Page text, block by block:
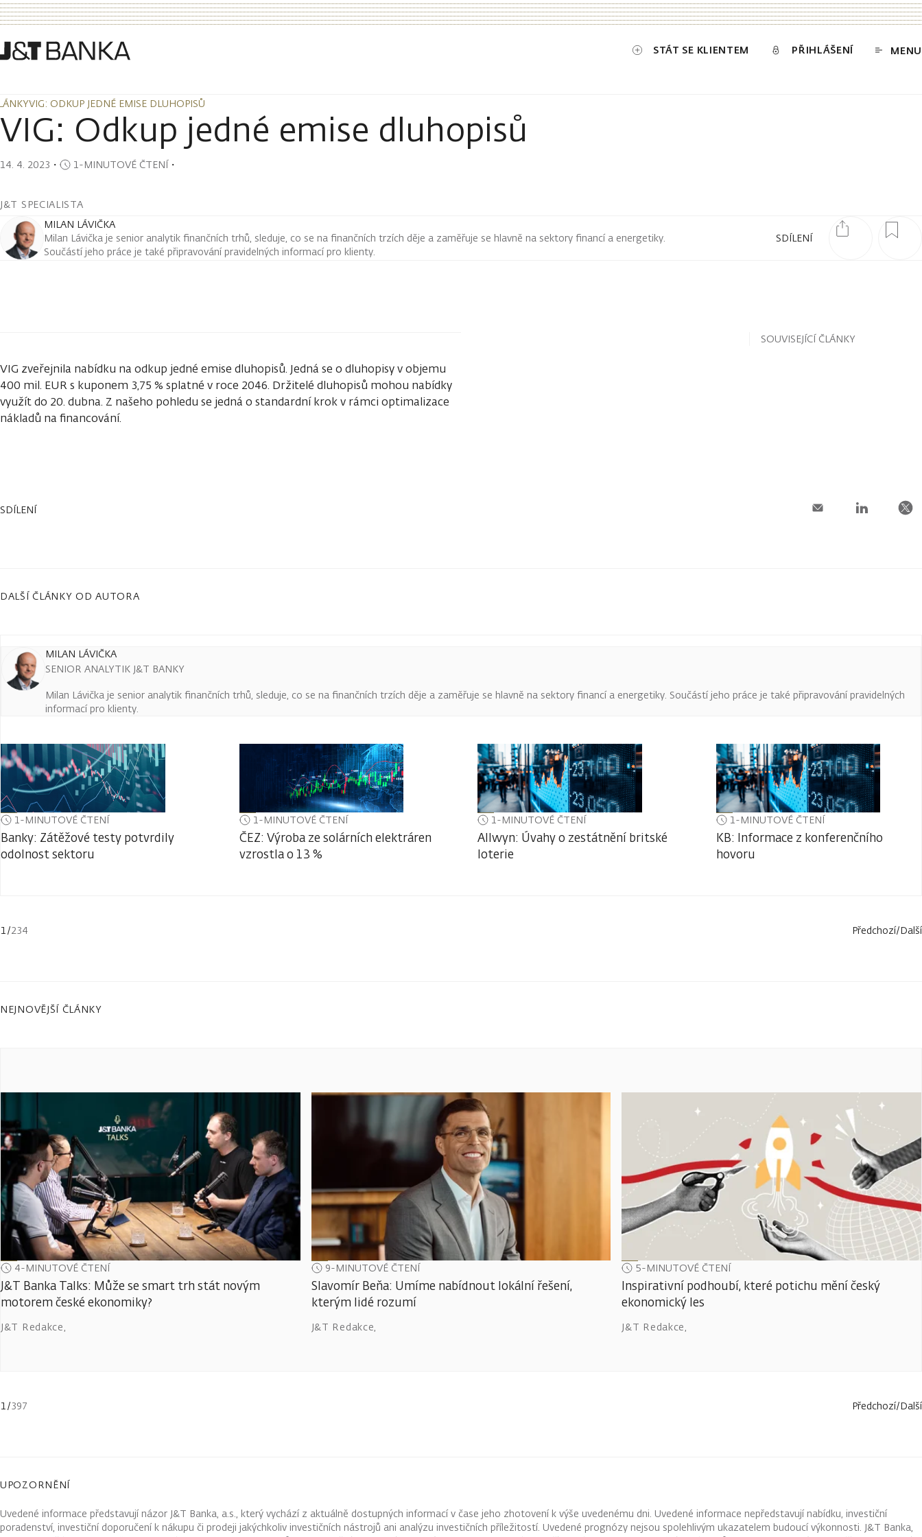
STÁT SE KLIENTEM PŘIHLÁŠENÍ MENU
VIG: ODKUP JEDNÉ EMISE DLUHOPISŮ
VIG: ODKUP JEDNÉ EMISE DLUHOPISŮ
VIG: Odkup jedné emise dluhopisů
14. 4. 2023 ・ 1-MINUTOVÉ ČTENÍ・
J&T SPECIALISTA
SDÍLENÍ
MILAN LÁVIČKA
Milan Lávička je senior analytik finančních trhů, sleduje, co se na finančních trzích děje a zaměřuje se hlavně na sektory financí a energetiky.
Součástí jeho práce je také připravování pravidelných informací pro klienty.
VIG zveřejnila nabídku na odkup jedné emise dluhopisů. Jedná se o dluhopisy v objemu
400 mil. EUR s kuponem 3,75 % splatné v roce 2046. Držitelé dluhopisů mohou nabídky
využít do 20. dubna. Z našeho pohledu se jedná o standardní krok v rámci optimalizace
nákladů na financování.
SOUVISEJÍCÍ ČLÁNKY
SDÍLENÍ
DALŠÍ ČLÁNKY OD AUTORA
MILAN LÁVIČKA
SENIOR ANALYTIK J&T BANKY
Milan Lávička je senior analytik finančních trhů, sleduje, co se na finančních trzích děje a zaměřuje se hlavně na sektory financí a energetiky. Součástí jeho práce je také připravování pravidelných
informací pro klienty.
1-MINUTOVÉ ČTENÍ
Banky: Zátěžové testy potvrdily
odolnost sektoru
1-MINUTOVÉ ČTENÍ
ČEZ: Výroba ze solárních elektráren
vzrostla o 13 %
1-MINUTOVÉ ČTENÍ
Allwyn: Úvahy o zestátnění britské
loterie
1-MINUTOVÉ ČTENÍ
KB: Informace z konferenčního
hovoru
1 /234 Předchozí/Další
NEJNOVĚJŠÍ ČLÁNKY
4-MINUTOVÉ ČTENÍ
J&T Banka Talks: Může se smart trh stát novým
motorem české ekonomiky?
J&T Redakce,
9-MINUTOVÉ ČTENÍ
Slavomír Beňa: Umíme nabídnout lokální řešení,
kterým lidé rozumí
J&T Redakce,
5-MINUTOVÉ ČTENÍ
Inspirativní podhoubí, které potichu mění český
ekonomický les
J&T Redakce,
1/397 Předchozí/Další
UPOZORNĚNÍ
Uvedené informace představují názor J&T Banka, a.s., který vychází z aktuálně dostupných informací v čase jeho zhotovení k výše uvedenému dni. Uvedené informace nepředstavují nabídku, investiční
poradenství, investiční doporučení k nákupu či prodeji jakýchkoliv investičních nástrojů ani analýzu investičních příležitostí. Uvedené prognózy nejsou spolehlivým ukazatelem budoucí výkonnosti. J&T Banka,